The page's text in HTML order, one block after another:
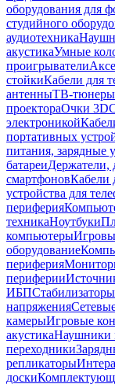
оборудования для
студийного
аудиотехника
акустикаУмные
проигрыватели
стойкиКабели для
антенныТВ-тюнеры
проектораОчки 3D
электроникой
портативных
питания, зарядные
батареиДержатели,
смартфоновКабели
устройства для
периферия
техникаНоутбуки
компьютеры
оборудование
периферия
периферии
ИБП
напряжения
камерыИгровые
акустикаНаушники
переходники
репликаторы
доски